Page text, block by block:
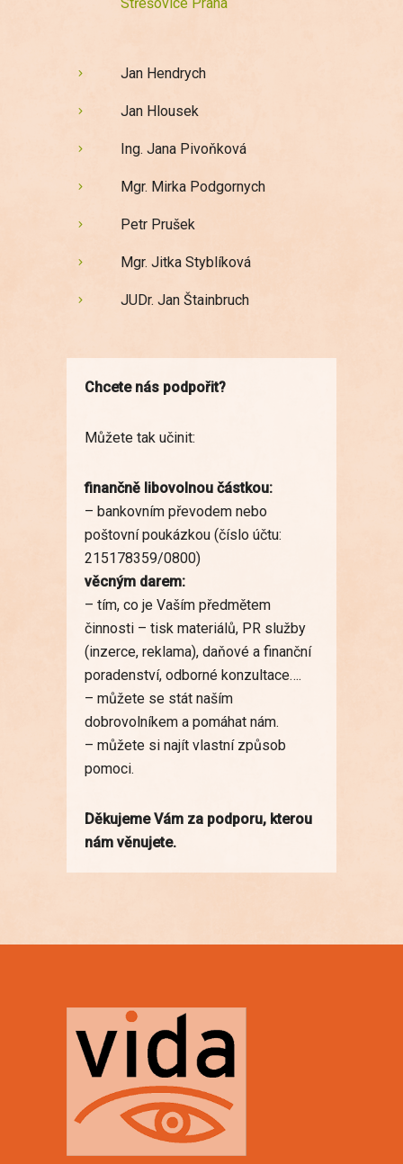
Jan Hendrych
Jan Hlousek
Ing. Jana Pivoňková
Mgr. Mirka Podgornych
Petr Prušek
Mgr. Jitka Styblíková
JUDr. Jan Štainbruch
Chcete nás podpořit?
Můžete tak učinit:
finančně libovolnou částkou:
– bankovním převodem nebo
poštovní poukázkou (číslo účtu:
215178359/0800)
věcným darem:
– tím, co je Vaším předmětem
činnosti – tisk materiálů, PR služby
(inzerce, reklama), daňové a finanční
poradenství, odborné konzultace….
– můžete se stát naším
dobrovolníkem a pomáhat nám.
– můžete si najít vlastní způsob
pomoci.
Děkujeme Vám za podporu, kterou
nám věnujete.